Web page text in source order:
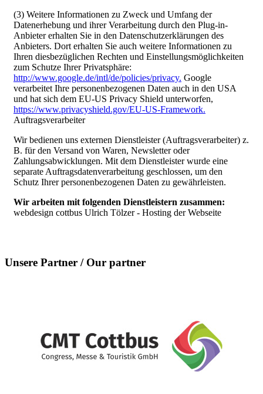
(3) Weitere Informationen zu Zweck und Umfang der
Datenerhebung und ihrer Verarbeitung durch den Plug-in-
Anbieter erhalten Sie in den Datenschutzerklärungen des
Anbieters. Dort erhalten Sie auch weitere Informationen zu
Ihren diesbezüglichen Rechten und Einstellungsmöglichkeiten
zum Schutze Ihrer Privatsphäre:
http://www.google.de/intl/de/policies/privacy. Google
verarbeitet Ihre personenbezogenen Daten auch in den USA
und hat sich dem EU-US Privacy Shield unterworfen,
https://www.privacyshield.gov/EU-US-Framework.
Auftragsverarbeiter
Wir bedienen uns externen Dienstleister (Auftragsverarbeiter) z.
B. für den Versand von Waren, Newsletter oder
Zahlungsabwicklungen. Mit dem Dienstleister wurde eine
separate Auftragsdatenverarbeitung geschlossen, um den
Schutz Ihrer personenbezogenen Daten zu gewährleisten.
Wir arbeiten mit folgenden Dienstleistern zusammen:
webdesign cottbus Ulrich Tölzer - Hosting der Webseite
Unsere Partner / Our partner